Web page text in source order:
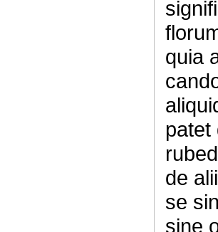
quia
patet
de
se
sine